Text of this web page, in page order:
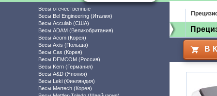
Весы отечественные
Весы Bel Engineering (Италия)
Весы Acculab (США)
Весы ADAM (Великобритания)
Весы Acom (Корея)
Весы Axis (Польша)
Весы Cas (Корея)
Весы DEMCOM (Россия)
Весы Kern (Германия)
Весы A&D (Япония)
Весы Leki (Финляндия)
Весы Mertech (Корея)
В